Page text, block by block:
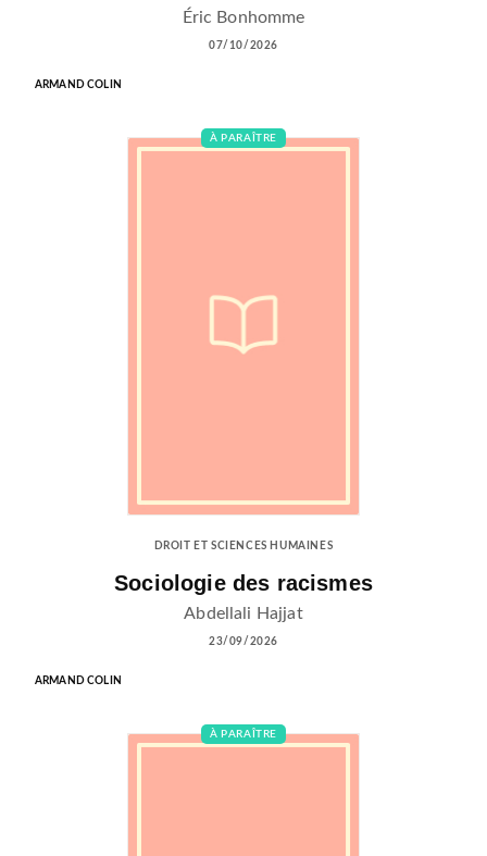
Éric Bonhomme
07/10/2026
ARMAND COLIN
À PARAÎTRE
DROIT ET SCIENCES HUMAINES
Sociologie des racismes
Abdellali Hajjat
23/09/2026
ARMAND COLIN
À PARAÎTRE